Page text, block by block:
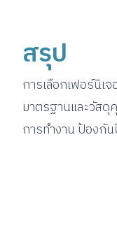
สรุป
การเลือกเฟอร์นิ
มาตรฐานและวัส
การทำงาน ป้องกั